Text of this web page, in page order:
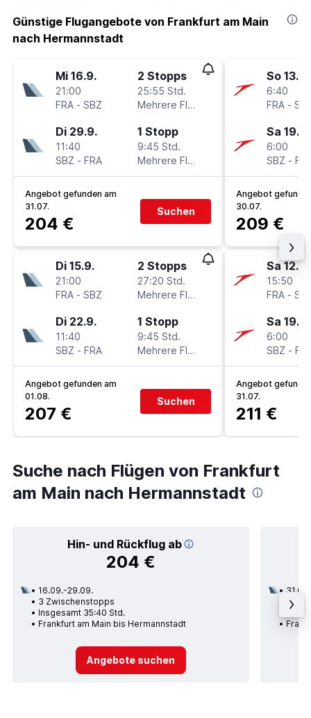
Günstige Flugangebote von Frankfurt am Main
nach Hermannstadt
Mi 16.9.
21:00
FRA - SBZ
2 Stopps
25:55 Std.
Mehrere Fluglinien
Di 29.9.
11:40
SBZ - FRA
1 Stopp
9:45 Std.
Mehrere Fluglinien
Angebot gefunden am
31.07.
204 €
Suchen
Di 15.9.
21:00
FRA - SBZ
2 Stopps
27:20 Std.
Mehrere Fluglinien
Di 22.9.
11:40
SBZ - FRA
1 Stopp
9:45 Std.
Mehrere Fluglinien
Angebot gefunden am
01.08.
207 €
Suchen
So 13.9.
6:40
FRA -
Sa 19.9.
6:00
SBZ -
Angebot
30.07.
209 €
Sa 12.9.
15:50
FRA -
Sa 19.9.
6:00
SBZ -
Angebot
31.07.
211 €
Suche nach Flügen von Frankfurt
am Main nach Hermannstadt
Hin- und Rückflug ab
204 €
16.09.-29.09.
3 Zwischenstopps
Insgesamt 35:40 Std.
Frankfurt am Main bis Hermannstadt
Angebote suchen
31.08.
1